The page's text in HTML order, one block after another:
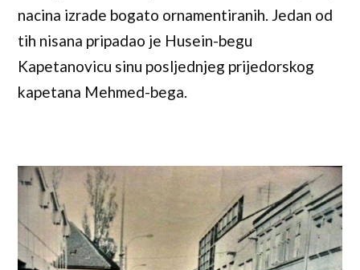
nacina izrade bogato ornamentiranih. Jedan od
tih nisana pripadao je Husein-begu
Kapetanovicu sinu posljednjeg prijedorskog
kapetana Mehmed-bega.